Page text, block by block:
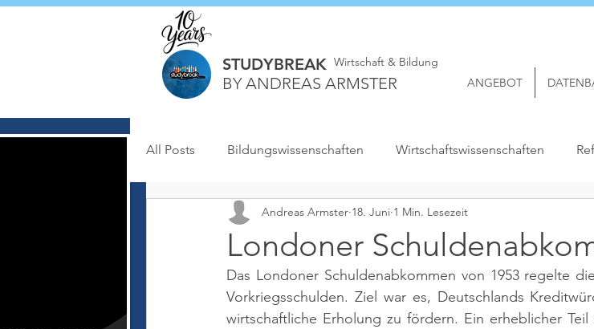
STUDYBREAK
BY ANDREAS ARMSTER
Wirtschaft & Bildung
ANGEBOT
All Posts Bildungswissenschaften Wirtschaftswissenschaften
Londoner
Andreas Armster 18. Juni 1 Min. Lesezeit
Das Londoner Schuldenabkommen von 1953 regelte
Vorkriegsschulden. Ziel war es, Deutschlands
wirtschaftliche Erholung zu fördern. Ein erheblicher